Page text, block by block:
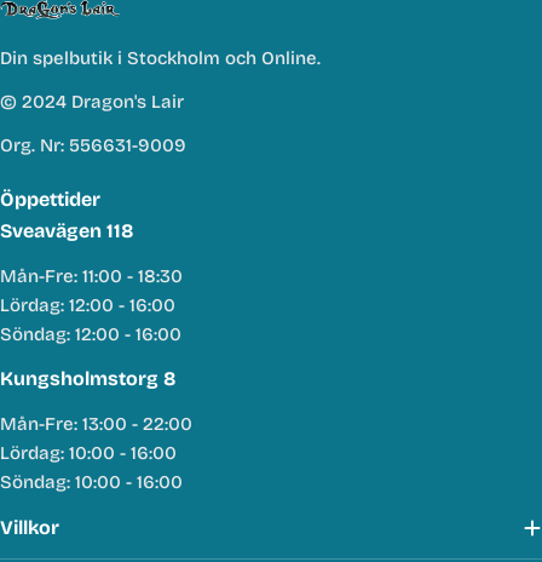
Din spelbutik i Stockholm och Online.
© 2024 Dragon's Lair
Org. Nr: 556631-9009
Öppettider
Sveavägen 118
Mån-Fre: 11:00 - 18:30
Lördag: 12:00 - 16:00
Söndag: 12:00 - 16:00
Kungsholmstorg 8
Mån-Fre: 13:00 - 22:00
Lördag: 10:00 - 16:00
Söndag: 10:00 - 16:00
Villkor